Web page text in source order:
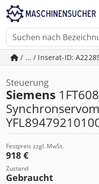
/ ... / Inserat-ID:
Steuerung
Siemens
Festpreis zzgl. MwSt.
918 €
Zustand
Gebraucht